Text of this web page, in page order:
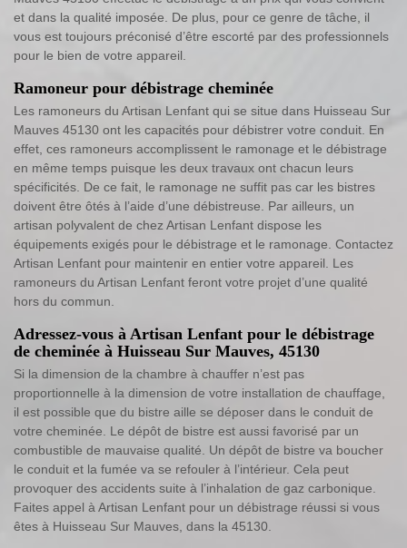
et dans la qualité imposée. De plus, pour ce genre de tâche, il
vous est toujours préconisé d’être escorté par des professionnels
pour le bien de votre appareil.
Ramoneur pour débistrage cheminée
Les ramoneurs du Artisan Lenfant qui se situe dans Huisseau Sur
Mauves 45130 ont les capacités pour débistrer votre conduit. En
effet, ces ramoneurs accomplissent le ramonage et le débistrage
en même temps puisque les deux travaux ont chacun leurs
spécificités. De ce fait, le ramonage ne suffit pas car les bistres
doivent être ôtés à l’aide d’une débistreuse. Par ailleurs, un
artisan polyvalent de chez Artisan Lenfant dispose les
équipements exigés pour le débistrage et le ramonage. Contactez
Artisan Lenfant pour maintenir en entier votre appareil. Les
ramoneurs du Artisan Lenfant feront votre projet d’une qualité
hors du commun.
Adressez-vous à Artisan Lenfant pour le débistrage
de cheminée à Huisseau Sur Mauves, 45130
Si la dimension de la chambre à chauffer n’est pas
proportionnelle à la dimension de votre installation de chauffage,
il est possible que du bistre aille se déposer dans le conduit de
votre cheminée. Le dépôt de bistre est aussi favorisé par un
combustible de mauvaise qualité. Un dépôt de bistre va boucher
le conduit et la fumée va se refouler à l’intérieur. Cela peut
provoquer des accidents suite à l’inhalation de gaz carbonique.
Faites appel à Artisan Lenfant pour un débistrage réussi si vous
êtes à Huisseau Sur Mauves, dans la 45130.